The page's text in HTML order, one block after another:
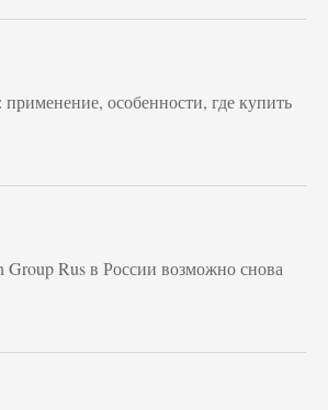
особенности, где купить
Group Rus в России возможно снова